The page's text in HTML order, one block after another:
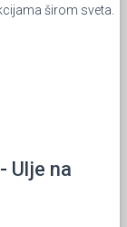
širom sveta.
Ulje na